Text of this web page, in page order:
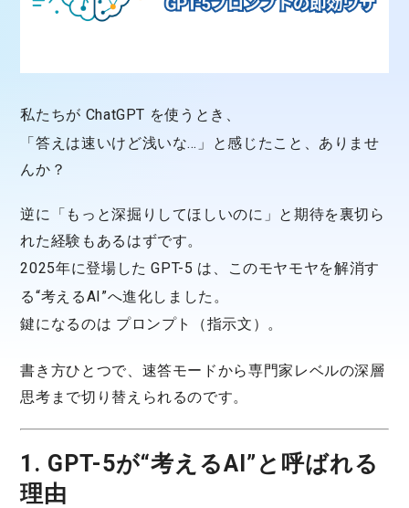
私たちが ChatGPT を使うとき、
「答えは速いけど浅いな…」と感じたこと、ありませ
んか？
逆に「もっと深掘りしてほしいのに」と期待を裏切ら
れた経験もあるはずです。
2025年に登場したGPT-5 は、このモヤモヤを解消す
る“考えるAI”へ進化しました。
鍵になるのは プロンプト（指示文） 。
書き方ひとつで、速答モードから専門家レベルの深層
思考まで切り替えられるのです。
1. GPT-5が“考えるAI”と呼ばれる
理由